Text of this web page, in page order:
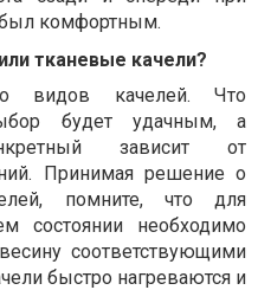
был комфортным.
тканевые качели?
видов качелей. Что
будет удачным, а
зависит от
Принимая решение о
помните, что для
состоянии необходимо
соответствующими
быстро нагреваются и